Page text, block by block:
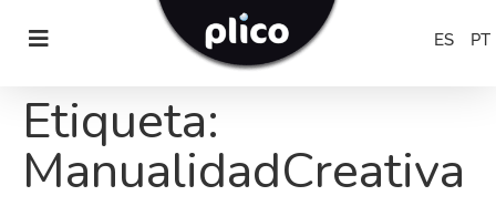
ES PT
Etiqueta:
ManualidadCreativa